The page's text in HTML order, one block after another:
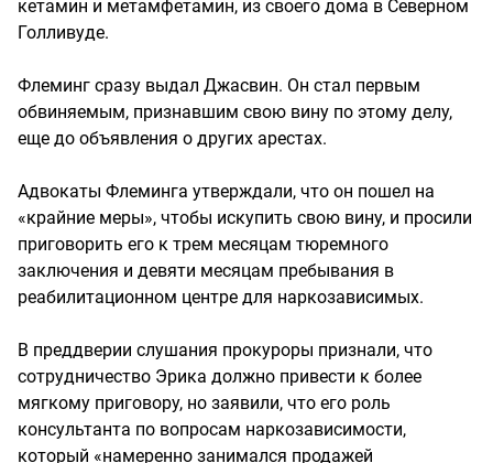
кетамин и метамфетамин, из своего дома в Северном
Голливуде.
Флеминг сразу выдал Джасвин. Он стал первым
обвиняемым, признавшим свою вину по этому делу,
еще до объявления о других арестах.
Адвокаты Флеминга утверждали, что он пошел на
«крайние меры», чтобы искупить свою вину, и просили
приговорить его к трем месяцам тюремного
заключения и девяти месяцам пребывания в
реабилитационном центре для наркозависимых.
В преддверии слушания прокуроры признали, что
сотрудничество Эрика должно привести к более
мягкому приговору, но заявили, что его роль
консультанта по вопросам наркозависимости,
который «намеренно занимался продажей